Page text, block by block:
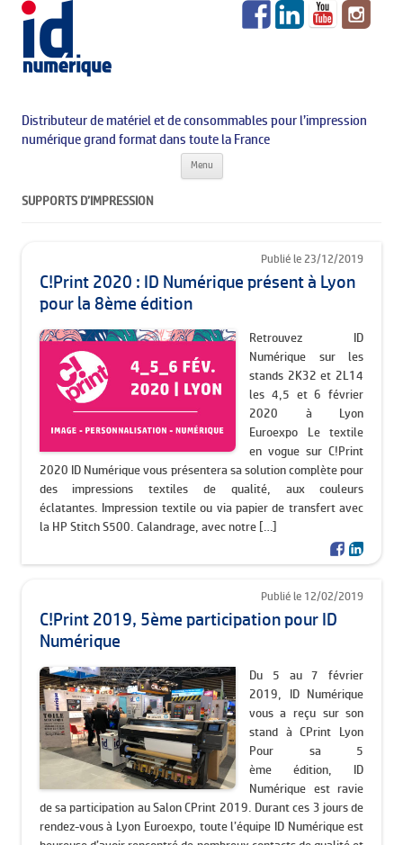
Distributeur de matériel et de consommables pour l’impression
numérique grand format dans toute la France
Menu Aller au contenu principal
SUPPORTS D’IMPRESSION
Publié le 23/12/2019
C!Print 2020 : ID Numérique présent à Lyon
pour la 8ème édition
Retrouvez ID
Numérique sur les
stands 2K32 et 2L14
les 4,5 et 6 février
2020 à Lyon
Euroexpo Le textile
en vogue sur C!Print
2020 ID Numérique vous présentera sa solution complète pour
des impressions textiles de qualité, aux couleurs
éclatantes. Impression textile ou via papier de transfert avec
la HP Stitch S500. Calandrage, avec notre […]
Publié le 12/02/2019
C!Print 2019, 5ème participation pour ID
Numérique
Du 5 au 7 février
2019, ID Numérique
vous a reçu sur son
stand à CPrint Lyon
Pour sa 5
ème édition, ID
Numérique est ravie
de sa participation au Salon CPrint 2019. Durant ces 3 jours de
rendez-vous à Lyon Euroexpo, toute l’équipe ID Numérique est